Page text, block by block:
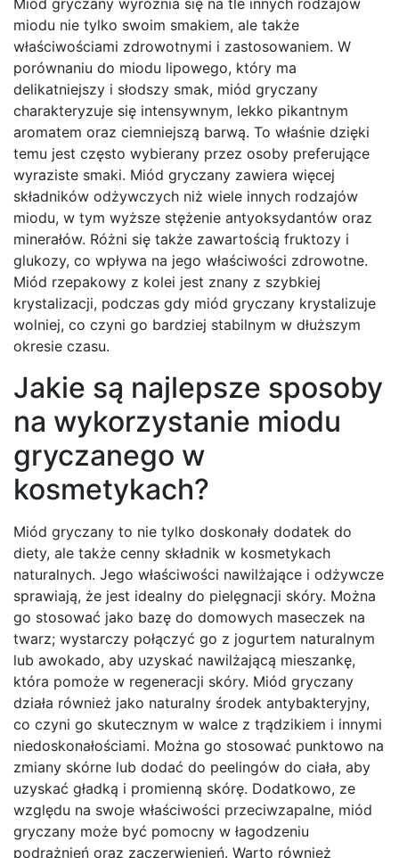
Miód gryczany wyróżnia się na tle innych rodzajów
miodu nie tylko swoim smakiem, ale także
właściwościami zdrowotnymi i zastosowaniem. W
porównaniu do miodu lipowego, który ma
delikatniejszy i słodszy smak, miód gryczany
charakteryzuje się intensywnym, lekko pikantnym
aromatem oraz ciemniejszą barwą. To właśnie dzięki
temu jest często wybierany przez osoby preferujące
wyraziste smaki. Miód gryczany zawiera więcej
składników odżywczych niż wiele innych rodzajów
miodu, w tym wyższe stężenie antyoksydantów oraz
minerałów. Różni się także zawartością fruktozy i
glukozy, co wpływa na jego właściwości zdrowotne.
Miód rzepakowy z kolei jest znany z szybkiej
krystalizacji, podczas gdy miód gryczany krystalizuje
wolniej, co czyni go bardziej stabilnym w dłuższym
okresie czasu.
Jakie są najlepsze sposoby
na wykorzystanie miodu
gryczanego w
kosmetykach?
Miód gryczany to nie tylko doskonały dodatek do
diety, ale także cenny składnik w kosmetykach
naturalnych. Jego właściwości nawilżające i odżywcze
sprawiają, że jest idealny do pielęgnacji skóry. Można
go stosować jako bazę do domowych maseczek na
twarz; wystarczy połączyć go z jogurtem naturalnym
lub awokado, aby uzyskać nawilżającą mieszankę,
która pomoże w regeneracji skóry. Miód gryczany
działa również jako naturalny środek antybakteryjny,
co czyni go skutecznym w walce z trądzikiem i innymi
niedoskonałościami. Można go stosować punktowo na
zmiany skórne lub dodać do peelingów do ciała, aby
uzyskać gładką i promienną skórę. Dodatkowo, ze
względu na swoje właściwości przeciwzapalne, miód
gryczany może być pomocny w łagodzeniu
podrażnień oraz zaczerwienień. Warto również